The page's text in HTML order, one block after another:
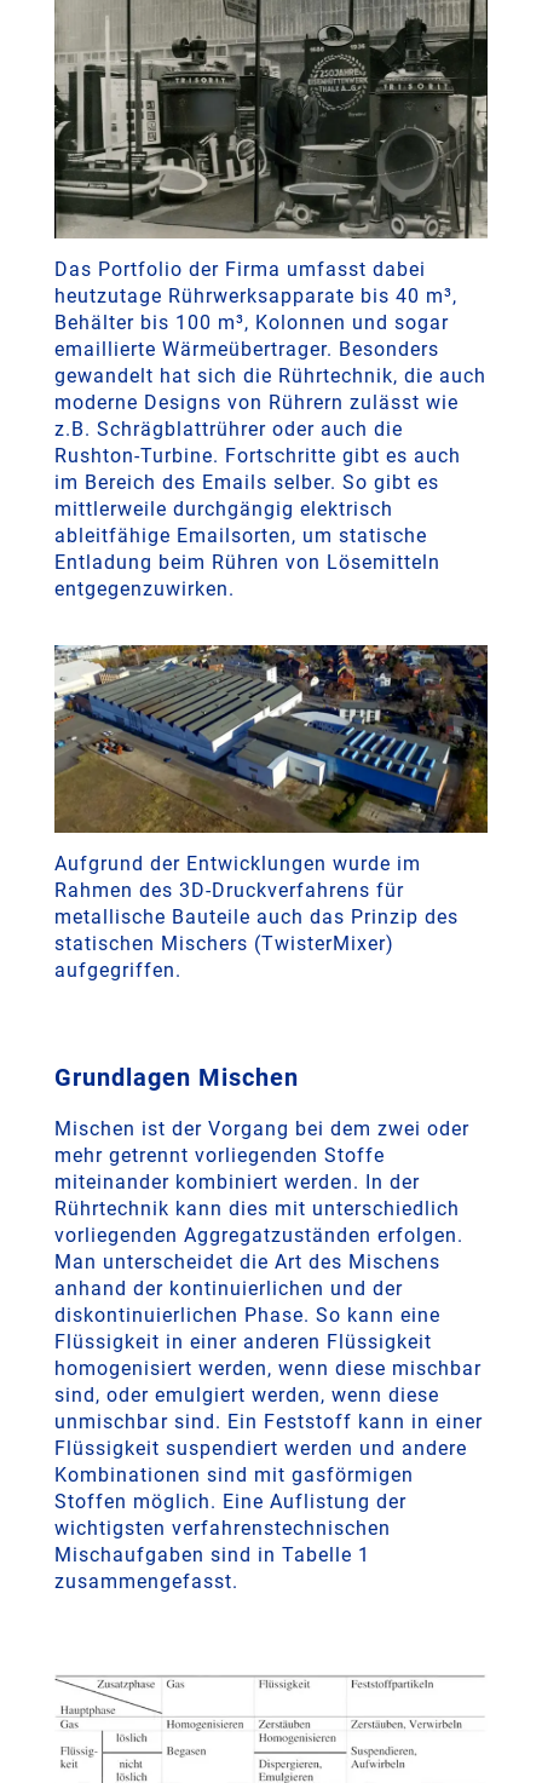
Das Portfolio der Firma umfasst dabei
heutzutage Rührwerksapparate bis 40 m³,
Behälter bis 100 m³, Kolonnen und sogar
emaillierte Wärmeübertrager. Besonders
gewandelt hat sich die Rührtechnik, die auch
moderne Designs von Rührern zulässt wie
z.B. Schrägblattrührer oder auch die
Rushton-Turbine. Fortschritte gibt es auch
im Bereich des Emails selber. So gibt es
mittlerweile durchgängig elektrisch
ableitfähige Emailsorten, um statische
Entladung beim Rühren von Lösemitteln
entgegenzuwirken.
Aufgrund der Entwicklungen wurde im
Rahmen des 3D-Druckverfahrens für
metallische Bauteile auch das Prinzip des
statischen Mischers (TwisterMixer)
aufgegriffen.
Grundlagen Mischen
Mischen ist der Vorgang bei dem zwei oder
mehr getrennt vorliegenden Stoffe
miteinander kombiniert werden. In der
Rührtechnik kann dies mit unterschiedlich
vorliegenden Aggregatzuständen erfolgen.
Man unterscheidet die Art des Mischens
anhand der kontinuierlichen und der
diskontinuierlichen Phase. So kann eine
Flüssigkeit in einer anderen Flüssigkeit
homogenisiert werden, wenn diese mischbar
sind, oder emulgiert werden, wenn diese
unmischbar sind. Ein Feststoff kann in einer
Flüssigkeit suspendiert werden und andere
Kombinationen sind mit gasförmigen
Stoffen möglich. Eine Auflistung der
wichtigsten verfahrenstechnischen
Mischaufgaben sind in Tabelle 1
zusammengefasst.